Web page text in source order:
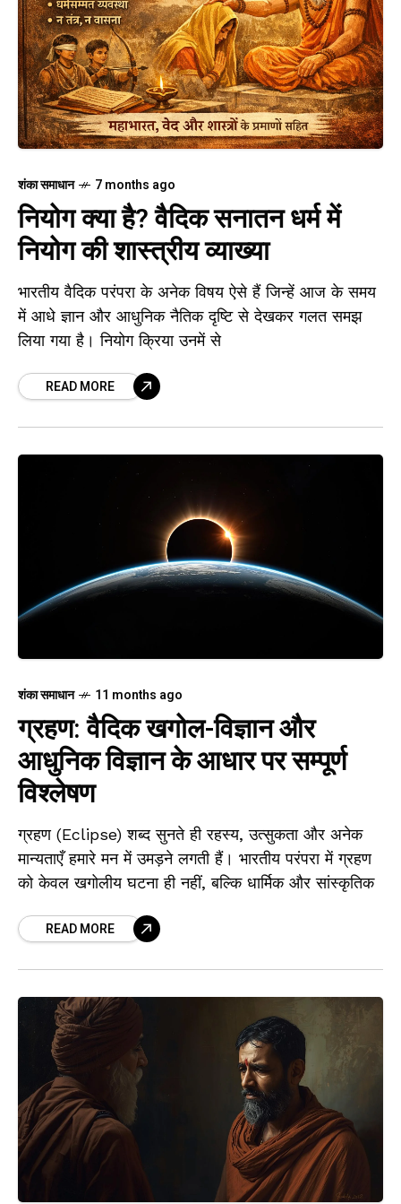
शंका समाधान 7 months ago
नियोग क्या है? वैदिक सनातन धर्म में
नियोग की शास्त्रीय व्याख्या
भारतीय वैदिक परंपरा के अनेक विषय ऐसे हैं जिन्हें आज के समय
में आधे ज्ञान और आधुनिक नैतिक दृष्टि से देखकर गलत समझ
लिया गया है। नियोग क्रिया उनमें से
READ MORE
शंका समाधान 11 months ago
ग्रहण: वैदिक खगोल-विज्ञान और
आधुनिक विज्ञान के आधार पर सम्पूर्ण
विश्लेषण
ग्रहण (Eclipse) शब्द सुनते ही रहस्य, उत्सुकता और अनेक
मान्यताएँ हमारे मन में उमड़ने लगती हैं। भारतीय परंपरा में ग्रहण
को केवल खगोलीय घटना ही नहीं, बल्कि धार्मिक और सांस्कृतिक
READ MORE